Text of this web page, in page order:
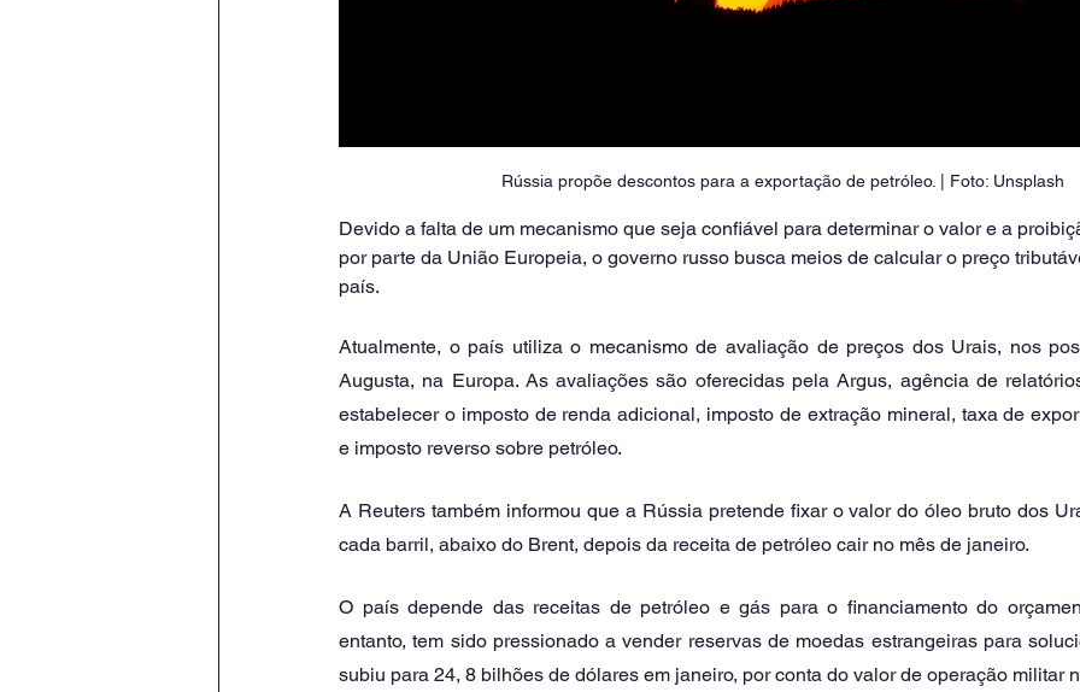
Rússia propõe descontos para a exportação de petróleo. | Foto: Unsplash
Devido a falta de um mecanismo que seja confiável para determinar o valor e a
por parte da União Europeia, o governo russo busca meios de calcular o preço
país.
Atualmente, o país utiliza o mecanismo de avaliação de preços dos Urais, nos
Augusta, na Europa. As avaliações são oferecidas pela Argus, agência de
estabelecer o imposto de renda adicional, imposto de extração mineral, taxa de
e imposto reverso sobre petróleo.
A Reuters também informou que a Rússia pretende fixar o valor do óleo bruto dos
cada barril, abaixo do Brent, depois da receita de petróleo cair no mês de janeiro.
O país depende das receitas de petróleo e gás para o financiamento do
entanto, tem sido pressionado a vender reservas de moedas estrangeiras para
subiu para 24, 8 bilhões de dólares em janeiro, por conta do valor de operação militar